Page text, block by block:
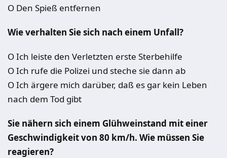
O Den Spieß entfernen
Wie verhalten Sie sich nach einem Unfall?
O Ich leiste den Verletzten erste Sterbehilfe
O Ich rufe die Polizei und steche sie dann ab
O Ich ärgere mich darüber, daß es gar kein Leben
nach dem Tod gibt
Sie nähern sich einem Glühweinstand mit einer
Geschwindigkeit von 80 km/h. Wie müssen Sie
reagieren?